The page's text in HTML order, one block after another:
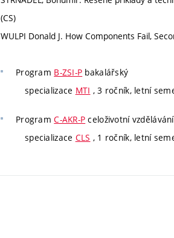
(CS)
WULPI Donald J. How Components Fail,
Program B-ZSI-P bakalářský
specializace MTI , 3 ročník, letní
ProgramC-AKR-P celoživotní
specializace CLS , 1 ročník, letní